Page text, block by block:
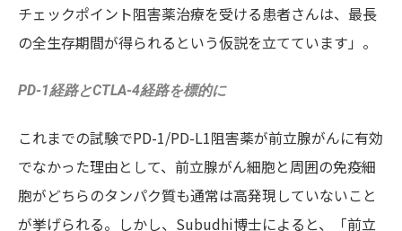
チェックポイント阻害薬治療を受ける患者さんは、最長
の全生存期間が得られるという仮説を立てています」。
PD-1経路とCTLA-4経路を標的に
これまでの試験でPD-1/PD-L1阻害薬が前立腺がんに有効
でなかった理由として、前立腺がん細胞と周囲の免疫細
胞がどちらのタンパク質も通常は高発現していないこと
が挙げられる。しかし、Subudhi博士によると、「前立